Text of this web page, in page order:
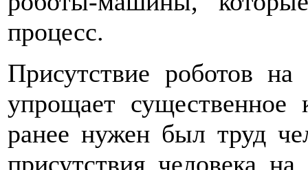
процесс.
Присутствие роботов
упрощает существенное
ранее нужен был труд
присутствия человека